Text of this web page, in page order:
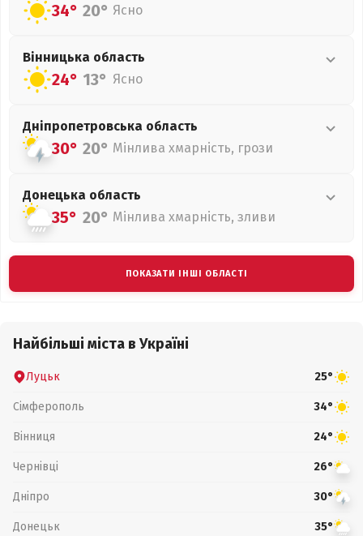
34° 20° Ясно
Вінницька область
24° 13° Ясно
Дніпропетровська область
30° 20° Мінлива хмарність, грози
Донецька область
35° 20° Мінлива хмарність, зливи
ПОКАЗАТИ ІНШІ ОБЛАСТІ
Найбільші міста в Україні
Луцьк 25°
Сімферополь 34°
Вінниця 24°
Чернівці 26°
Дніпро 30°
Донецьк 35°